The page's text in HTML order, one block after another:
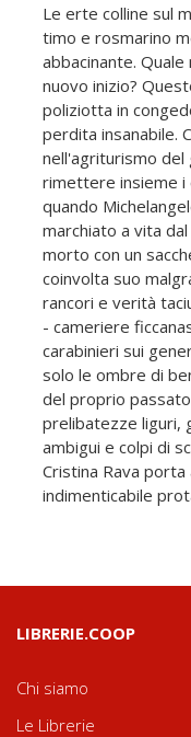
Le erte colline sul
timo e rosmarino
abbacinante.
nuovo inizio?
poliziotta in
perdita insanabile.
nell'agriturismo
rimettere insieme i
quando
marchiato a vita
morto con un
coinvolta suo
rancori e verità
- cameriere
carabinieri sui
solo le ombre di
del proprio
prelibatezze liguri,
ambigui e colpi di
Cristina Rava
indimenticabile
LIBRERIE.COOP
Chi siamo
Le Librerie